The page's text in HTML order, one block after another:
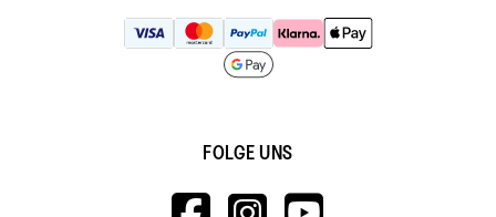
FOLGE UNS
HTTPS://
HTTPS://